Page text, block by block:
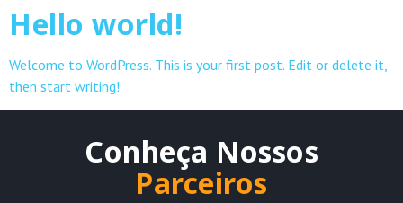
Hello world!
Welcome to WordPress. This is your first post. Edit or delete it,
then start writing!
Conheça Nossos
Parceiros